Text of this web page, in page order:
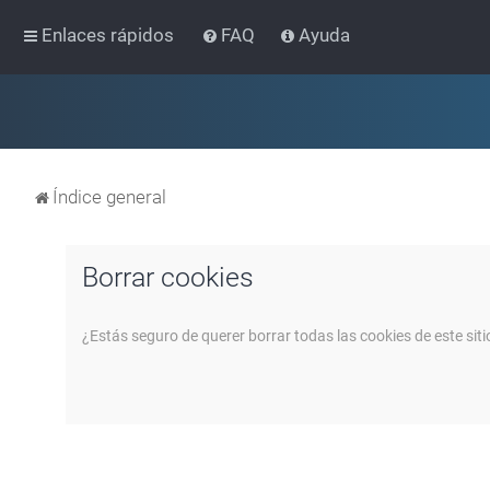
Enlaces rápidos FAQ Ayuda
Índice general
Borrar cookies
¿Estás seguro de querer borrar todas las cookies de este